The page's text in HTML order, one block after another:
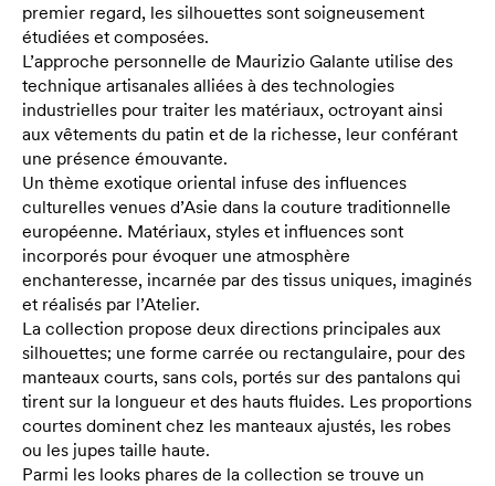
premier regard, les silhouettes sont soigneusement
étudiées et composées.
L’approche personnelle de Maurizio Galante utilise des
technique artisanales alliées à des technologies
industrielles pour traiter les matériaux, octroyant ainsi
aux vêtements du patin et de la richesse, leur conférant
une présence émouvante.
Un thème exotique oriental infuse des influences
culturelles venues d’Asie dans la couture traditionnelle
européenne. Matériaux, styles et influences sont
incorporés pour évoquer une atmosphère
enchanteresse, incarnée par des tissus uniques, imaginés
et réalisés par l’Atelier.
La collection propose deux directions principales aux
silhouettes; une forme carrée ou rectangulaire, pour des
manteaux courts, sans cols, portés sur des pantalons qui
tirent sur la longueur et des hauts fluides. Les proportions
courtes dominent chez les manteaux ajustés, les robes
ou les jupes taille haute.
Parmi les looks phares de la collection se trouve un